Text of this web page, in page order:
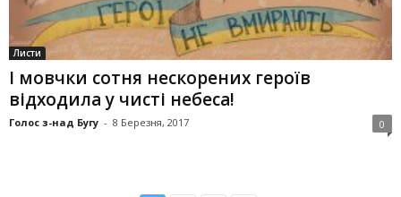
Листи
І мовчки сотня нескорених героїв
відходила у чисті небеса!
Голос з-над Бугу - 8 Березня, 2017 0